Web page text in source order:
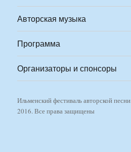
Авторская музыка
Программа
Организаторы и спонсоры
Ильменский фестиваль авторской песни
2016. Все права защищены